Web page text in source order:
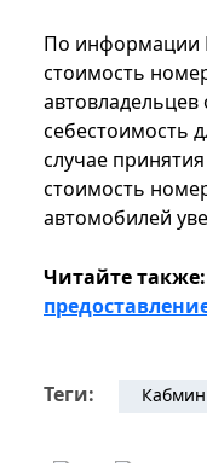
По информации
стоимость
себестоимость
случае
стоимость
автомобилей
Читайте также:
Теги: Кабмин